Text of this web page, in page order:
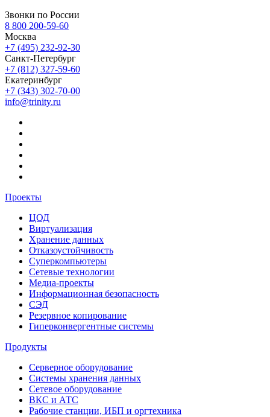
Звонки по России
8 800 200-59-60
Москва
+7 (495) 232-92-30
Санкт-Петербург
+7 (812) 327-59-60
Екатеринбург
+7 (343) 302-70-00
info@trinity.ru
Проекты
ЦОД
Виртуализация
Хранение данных
Отказоустойчивость
Суперкомпьютеры
Сетевые технологии
Медиа-проекты
Информационная безопасность
СЭД
Резервное копирование
Гиперконвергентные системы
Продукты
Серверное оборудование
Системы хранения данных
Сетевое оборудование
ВКС и АТС
Рабочие станции, ИБП и оргтехника